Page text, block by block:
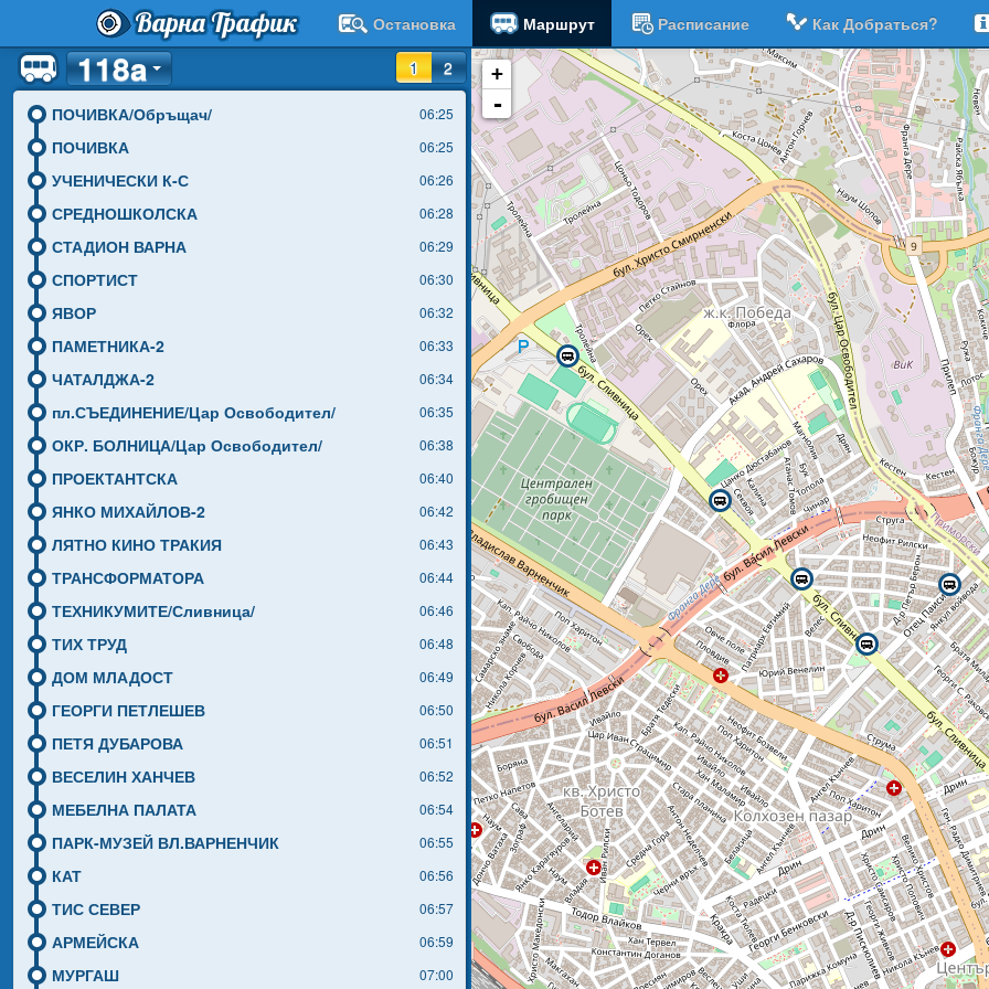
Варна Трафик Остановка Маршрут Расписание
Как Добраться?
1
2
118a
ПОЧИВКА/Обръщач/ 06:25
ПОЧИВКА 06:25
УЧЕНИЧЕСКИ К-С 06:26
СРЕДНОШКОЛСКА 06:28
СТАДИОН ВАРНА 06:29
СПОРТИСТ 06:30
ЯВОР 06:32
ПАМЕТНИКА-2 06:33
ЧАТАЛДЖА-2 06:34
пл.СЪЕДИНЕНИЕ/Цар Освободител/ 06:35
ОКР. БОЛНИЦА/Цар Освободител/ 06:38
ПРОЕКТАНТСКА 06:40
ЯНКО МИХАЙЛОВ-2 06:42
ЛЯТНО КИНО ТРАКИЯ 06:43
ТРАНСФОРМАТОРА 06:44
ТЕХНИКУМИТЕ/Сливница/ 06:46
ТИХ ТРУД 06:48
ДОМ МЛАДОСТ 06:49
ГЕОРГИ ПЕТЛЕШЕВ 06:50
ПЕТЯ ДУБАРОВА 06:51
ВЕСЕЛИН ХАНЧЕВ 06:52
МЕБЕЛНА ПАЛАТА 06:54
ПАРК-МУЗЕЙ ВЛ.ВАРНЕНЧИК 06:55
КАТ 06:56
ТИС СЕВЕР 06:57
АРМЕЙСКА 06:59
МУРГАШ 07:00
+
-